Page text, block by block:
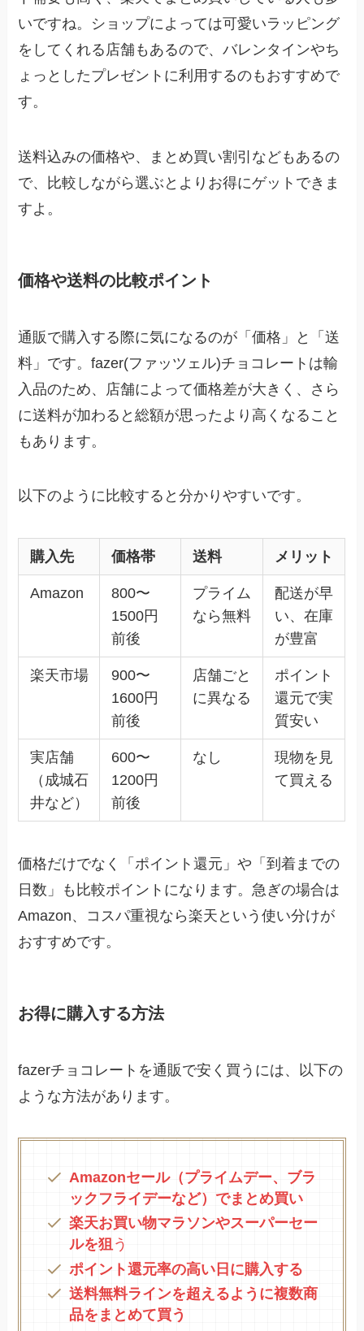
いですね。ショップによっては可愛いラッピング
をしてくれる店舗もあるので、バレンタインやち
ょっとしたプレゼントに利用するのもおすすめで
す。
送料込みの価格や、まとめ買い割引などもあるの
で、比較しながら選ぶとよりお得にゲットできま
すよ。
価格や送料の比較ポイント
通販で購入する際に気になるのが「価格」と「送
料」です。fazer(ファッツェル)チョコレートは輸
入品のため、店舗によって価格差が大きく、さら
に送料が加わると総額が思ったより高くなること
もあります。
以下のように比較すると分かりやすいです。
購入先 価格帯 送料 メリット
Amazon
800〜
1500円
前後
プライム
なら無料
配送が早
い、在庫
が豊富
楽天市場
900〜
1600円
前後
店舗ごと
に異なる
ポイント
還元で実
質安い
実店舗
（成城石
井など）
600〜
1200円
前後
なし
現物を見
て買える
価格だけでなく「ポイント還元」や「到着までの
日数」も比較ポイントになります。急ぎの場合は
Amazon、コスパ重視なら楽天という使い分けが
おすすめです。
お得に購入する方法
fazerチョコレートを通販で安く買うには、以下の
ような方法があります。
Amazonセール（プライムデー、ブラ
ックフライデーなど）でまとめ買い
楽天お買い物マラソンやスーパーセー
ルを狙う
ポイント還元率の高い日に購入する
送料無料ラインを超えるように複数商
品をまとめて買う